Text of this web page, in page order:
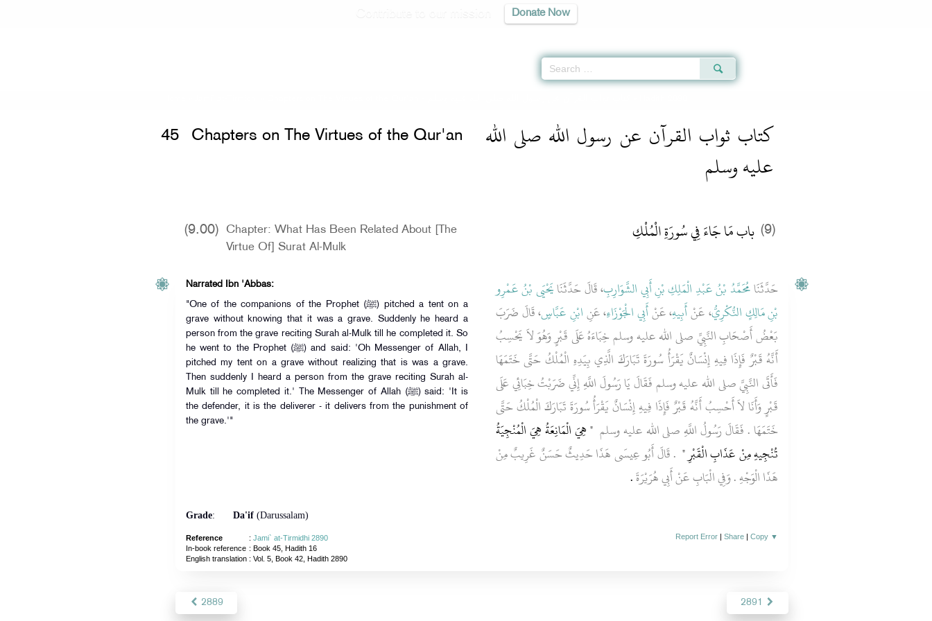
Donate Now
كتاب ثواب القرآن عن رسول الله صلى الله
عليه وسلم
45 Chapters on The Virtues of the Qur'an
(9.00)
Chapter: What Has Been Related About [The
Virtue Of] Surat Al-Mulk
(9) باب مَا جَاءَ فِي سُورَةِ الْمُلْكِ ‏‏
Narrated Ibn 'Abbas:
"One of the companions of the Prophet (ﷺ) pitched a tent on a
grave without knowing that it was a grave. Suddenly he heard a
person from the grave reciting Surah al-Mulk till he completed it. So
he went to the Prophet (ﷺ) and said: 'Oh Messenger of Allah, I
pitched my tent on a grave without realizing that is was a grave.
Then suddenly I heard a person from the grave reciting Surah al-
Mulk till he completed it.' The Messenger of Allah (ﷺ) said: 'It is
the defender, it is the deliverer - it delivers from the punishment of
the grave.'"
حَدَّثَنَامُحَمَّدُ بْنُ عَبْدِ الْمَلِكِ بْنِ أَبِي الشَّوَارِبِ، قَالَ حَدَّثَنَايَحْيَى بْنُ عَمْرِو
بْنِ مَالِكٍ النُّكْرِيُّ، عَنْأَبِيهِ، عَنْأَبِي الْجَوْزَاءِ، عَنِابْنِ عَبَّاسٍ، قَالَ ضَرَبَ
بَعْضُ أَصْحَابِ النَّبِيِّ صلى الله عليه وسلم خِبَاءَهُ عَلَى قَبْرٍ وَهُوَ لاَ يَحْسِبُ
أَنَّهُ قَبْرٌ فَإِذَا فِيهِ إِنْسَانٌ يَقْرَأُ سُورَةَ تَبَارَكَ الَّذِي بِيَدِهِ الْمُلْكُ حَتَّى خَتَمَهَا
فَأَتَى النَّبِيَّ صلى الله عليه وسلم فَقَالَ يَا رَسُولَ اللَّهِ إِنِّي ضَرَبْتُ خِبَائِي عَلَى
قَبْرٍ وَأَنَا لاَ أَحْسِبُ أَنَّهُ قَبْرٌ فَإِذَا فِيهِ إِنْسَانٌ يَقْرَأُ سُورَةَ تَبَارَكَ الْمُلْكُ حَتَّى
خَتَمَهَا ‏.‏ فَقَالَ رَسُولُ اللَّهِ صلى الله عليه وسلم ‏ "‏ هِيَ الْمَانِعَةُ هِيَ الْمُنْجِيَةُ
تُنْجِيهِ مِنْ عَذَابِ الْقَبْرِ ‏" ‏ ‏.‏ قَالَ أَبُو عِيسَى هَذَا حَدِيثٌ حَسَنٌ غَرِيبٌ مِنْ
هَذَا الْوَجْهِ ‏.‏ وَفِي الْبَابِ عَنْ أَبِي هُرَيْرَةَ‏.‏
Grade: Da'if(Darussalam)
Reference : Jami` at-Tirmidhi 2890
In-book reference : Book 45, Hadith 16
English translation: Vol. 5, Book 42, Hadith 2890
Report Error |Share |Copy ▼
2889 2891